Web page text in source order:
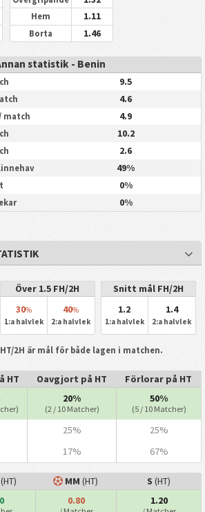
Hem 1.11
Borta 1.46
statistik - Benin
9.5
4.6
match 4.9
10.2
2.6
49%
0%
0%
Över 1.5 FH/2H
30%
1:a halvlek
40%
2:a halvlek
Snitt mål FH/2H
1.2
1:a halvlek
1.4
2:a halvlek
2H är mål för både lagen i matchen.
HT Oavgjort på HT Förlorar på HT
20%
(2 / 10 Matcher)
50%
(5 / 10 Matcher)
25% 25%
17% 67%
(HT) MM (HT) S (HT)
0.80 1.20